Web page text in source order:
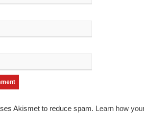
Akismet to reduce spam. Learn how